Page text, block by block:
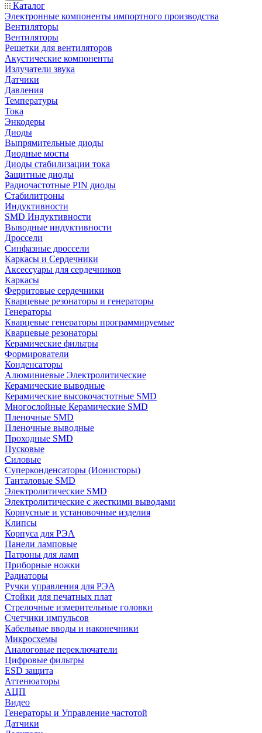
Каталог
Электронные компоненты импортного производства
Вентиляторы
Вентиляторы
Решетки для вентиляторов
Акустические компоненты
Излучатели звука
Датчики
Давления
Температуры
Тока
Энкодеры
Диоды
Выпрямительные диоды
Диодные мосты
Диоды стабилизации тока
Защитные диоды
Радиочастотные PIN диоды
Стабилитроны
Индуктивности
SMD Индуктивности
Выводные индуктивности
Дроссели
Синфазные дроссели
Каркасы и Сердечники
Аксессуары для сердечников
Каркасы
Ферритовые сердечники
Кварцевые резонаторы и генераторы
Генераторы
Кварцевые генераторы программируемые
Кварцевые резонаторы
Керамические фильтры
Формирователи
Конденсаторы
Алюминиевые Электролитические
Керамические выводные
Керамические высокочастотные SMD
Многослойные Керамические SMD
Пленочные SMD
Пленочные выводные
Проходные SMD
Пусковые
Силовые
Суперконденсаторы (Ионисторы)
Танталовые SMD
Электролитические SMD
Электролитические с жесткими выводами
Корпусные и установочные изделия
Клипсы
Корпуса для РЭА
Панели ламповые
Патроны для ламп
Приборные ножки
Радиаторы
Ручки управления для РЭА
Стойки для печатных плат
Стрелочные измерительные головки
Счетчики импульсов
Кабельные вводы и наконечники
Микросхемы
Аналоговые переключатели
Цифровые фильтры
ESD защита
Аттенюаторы
АЦП
Видео
Генераторы и Управление частотой
Датчики